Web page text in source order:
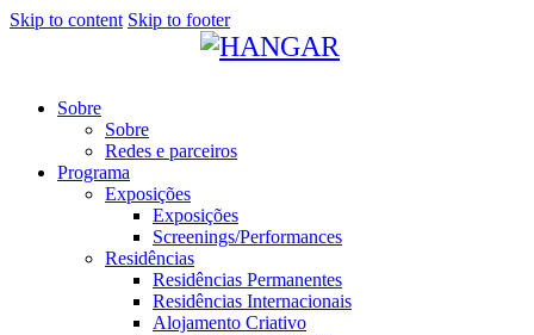
Skip to content Skip to footer
Sobre
Sobre
Redes e parceiros
Programa
Exposições
Exposições
Screenings/Performances
Residências
Residências Permanentes
Residências Internacionais
Alojamento Criativo